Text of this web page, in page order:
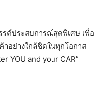
รค์ประสบการณ์สุดพิเศษ เพื่อ
อย่างใกล้ชิดในทุกโอกาส
YOU and your CAR”